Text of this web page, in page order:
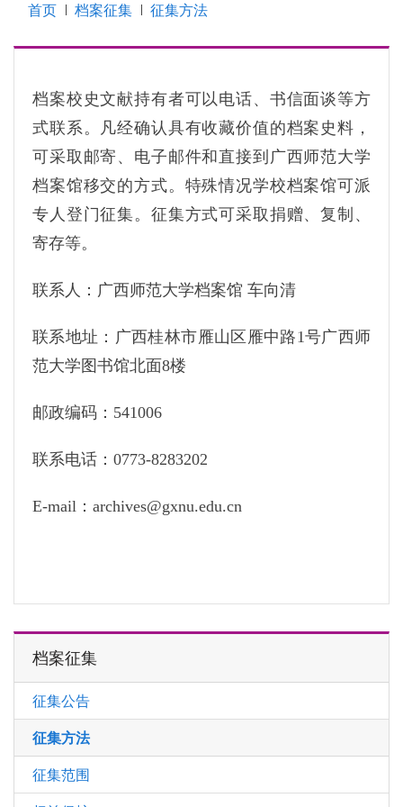
首页 档案征集 征集方法
档案校史文献持有者可以电话、书信面谈等方
式联系。凡经确认具有收藏价值的档案史料，
可采取邮寄、电子邮件和直接到广西师范大学
档案馆移交的方式。特殊情况学校档案馆可派
专人登门征集。征集方式可采取捐赠、复制、
寄存等。
联系人：广西师范大学档案馆 车向清
联系地址：广西桂林市雁山区雁中路1号广西师
范大学图书馆北面8楼
邮政编码：541006
联系电话：0773-8283202
E-mail：archives@gxnu.edu.cn
档案征集
征集公告
征集方法
征集范围